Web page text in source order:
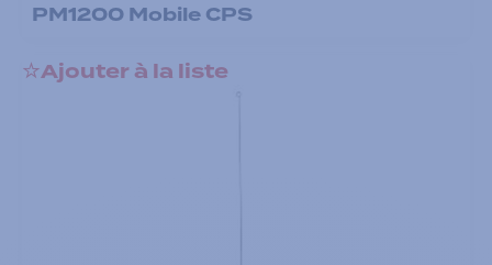
PM1200 Mobile CPS
Ajouter à la liste